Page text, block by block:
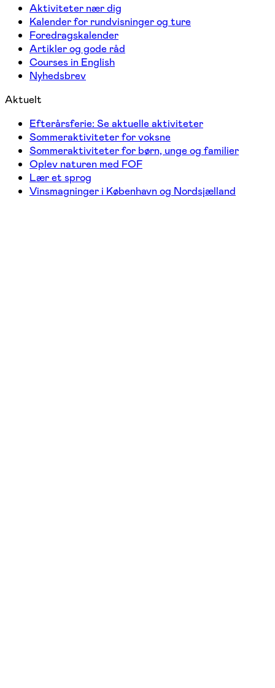
Aktiviteter nær dig
Kalender for rundvisninger og ture
Foredragskalender
Artikler og gode råd
Courses in English
Nyhedsbrev
Aktuelt
Efterårsferie: Se aktuelle aktiviteter
Sommeraktiviteter for voksne
Sommeraktiviteter for børn, unge og familier
Oplev naturen med FOF
Lær et sprog
Vinsmagninger i København og Nordsjælland